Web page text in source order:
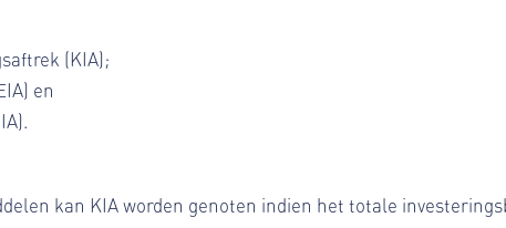
(KIA);
en
kan KIA worden genoten indien het totale